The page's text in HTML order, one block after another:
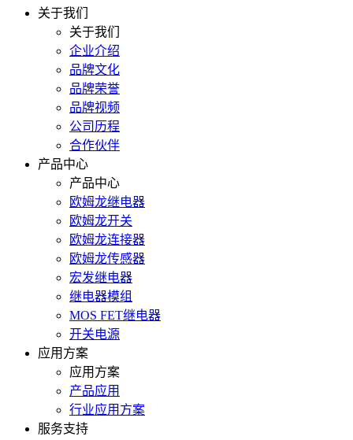
关于我们
关于我们
企业介绍
品牌文化
品牌荣誉
品牌视频
公司历程
合作伙伴
产品中心
产品中心
欧姆龙继电器
欧姆龙开关
欧姆龙连接器
欧姆龙传感器
宏发继电器
继电器模组
MOS FET继电器
开关电源
应用方案
应用方案
产品应用
行业应用方案
服务支持